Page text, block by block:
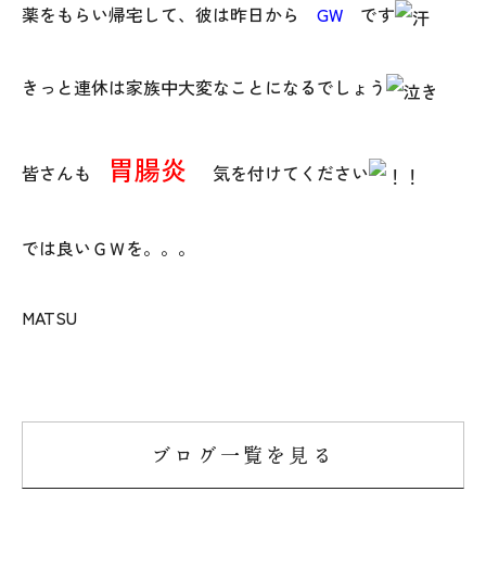
薬をもらい帰宅して、彼は昨日から GW です
きっと連休は家族中大変なことになるでしょう
皆さんも 胃腸炎 気を付けてください
では良いＧＷを。。。
MATSU
ブログ一覧を見る